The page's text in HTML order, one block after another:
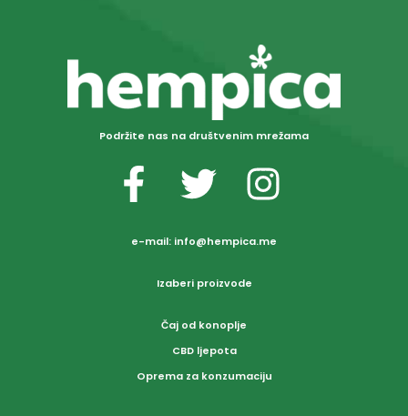
Podržite nas na društvenim mrežama
e-mail: info@hempica.me
Izaberi proizvode
Čaj od konoplje
CBD ljepota
Oprema za konzumaciju